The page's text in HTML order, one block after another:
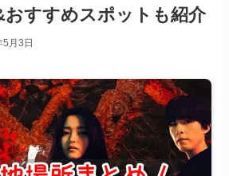
おすすめスポットも紹介
月3日